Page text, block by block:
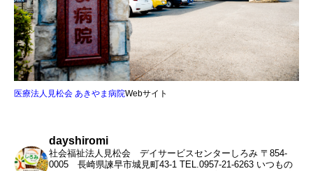
医療法人見松会 あきやま病院Webサイト
dayshiromi
社会福祉法人見松会 デイサービスセンターしろみ 〒854-
0005 長崎県諫早市城見町43-1 TEL.0957-21-6263 いつもの